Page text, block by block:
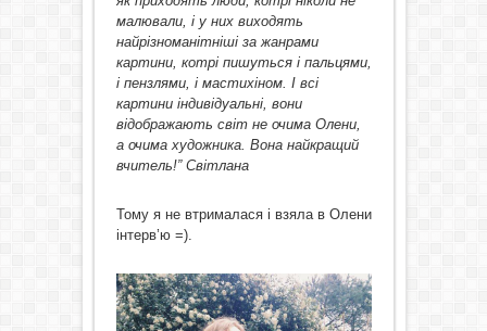
малювали, і у них виходять
найрізноманітніші за жанрами
картини, котрі пишуться і пальцями,
і пензлями, і мастихіном. І всі
картини індивідуальні, вони
відображають світ не очима Олени,
а очима художника. Вона найкращий
вчитель!” Світлана
Тому я не втрималася і взяла в Олени
інтерв’ю =).